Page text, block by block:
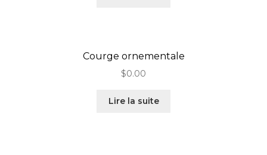
Courge ornementale
$0.00
Lire la suite